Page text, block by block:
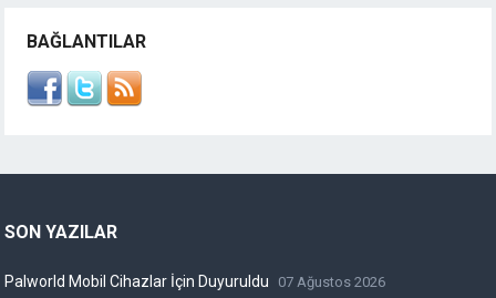
BAĞLANTILAR
SON YAZILAR
Palworld Mobil Cihazlar İçin Duyuruldu 07 Ağustos 2026